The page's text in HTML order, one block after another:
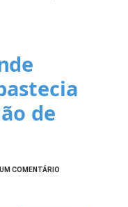
de
COMENTÁRIO